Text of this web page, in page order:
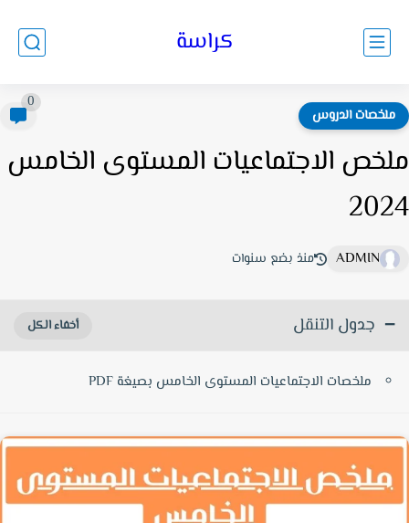
كراسة
الدروس
الاجتماعيات المستوى الخامس
ADMIN منذ بضع سنوات
جدول التنقل
ملخصات الاجتماعيات المستوى الخامس بصيغة PDF